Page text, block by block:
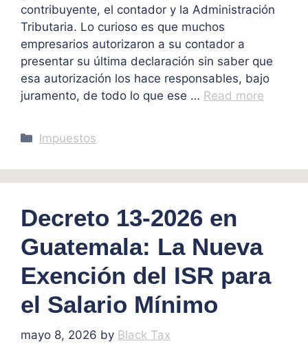
contribuyente, el contador y la Administración
Tributaria. Lo curioso es que muchos
empresarios autorizaron a su contador a
presentar su última declaración sin saber que
esa autorización los hace responsables, bajo
juramento, de todo lo que ese … Read more
Categories
Impuestos
Decreto 13-2026 en
Guatemala: La Nueva
Exención del ISR para
el Salario Mínimo
mayo 8, 2026 by Black Tax